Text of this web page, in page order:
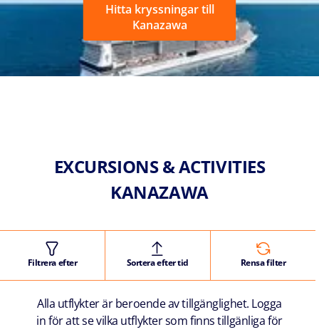
Hitta kryssningar till
Kanazawa
EXCURSIONS & ACTIVITIES
KANAZAWA
Filtrera efter Sortera efter tid Rensa filter
Alla utflykter är beroende av tillgänglighet. Logga
in för att se vilka utflykter som finns tillgänliga för